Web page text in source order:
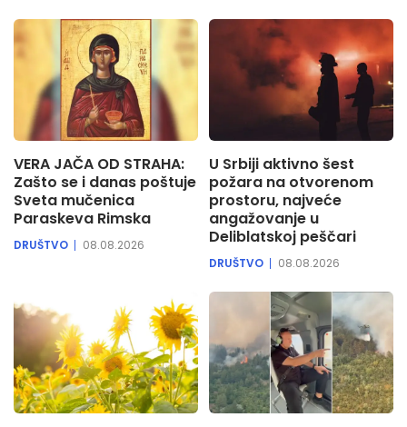
VERA JAČA OD STRAHA:
Zašto se i danas poštuje
Sveta mučenica
Paraskeva Rimska
DRUŠTVO 08.08.2026
U Srbiji aktivno šest
požara na otvorenom
prostoru, najveće
angažovanje u
Deliblatskoj peščari
DRUŠTVO 08.08.2026